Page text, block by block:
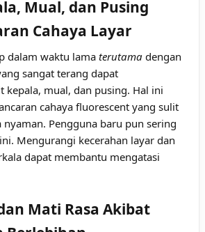
Mual, dan Pusing
Cahaya Layar
dalam waktu lama terutama dengan
sangat terang dapat
kepala, mual, dan pusing. Hal ini
cahaya fluorescent yang sulit
nyaman. Pengguna baru pun sering
Mengurangi kecerahan layar dan
dapat membantu mengatasi
Mati Rasa Akibat